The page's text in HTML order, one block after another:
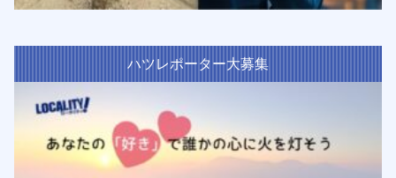
ハツレポーター大募集